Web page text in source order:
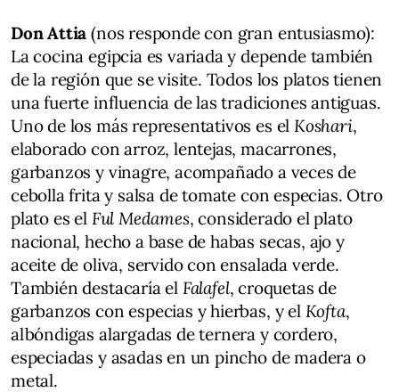
Don Attia (nos responde con gran entusiasmo):
La cocina egipcia es variada y depende también
de la región que se visite. Todos los platos tienen
una fuerte influencia de las tradiciones antiguas.
Uno de los más representativos es el Koshari,
elaborado con arroz, lentejas, macarrones,
garbanzos y vinagre, acompañado a veces de
cebolla frita y salsa de tomate con especias. Otro
plato es el Ful Medames, considerado el plato
nacional, hecho a base de habas secas, ajo y
aceite de oliva, servido con ensalada verde.
También destacaría el Falafel, croquetas de
garbanzos con especias y hierbas, y el Kofta,
albóndigas alargadas de ternera y cordero,
especiadas y asadas en un pincho de madera o
metal.